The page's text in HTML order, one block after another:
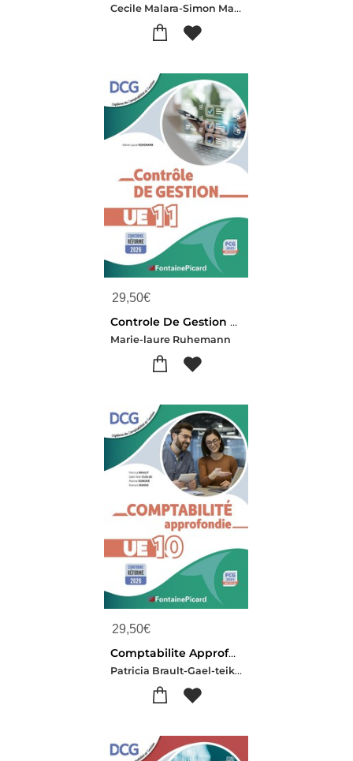
Cecile Malara-Simon Malet-Fahd Mouaddib
29,50€
Controle De Gestion Ue11 Dcg
Marie-laure Ruhemann
29,50€
Comptabilite Approfondie : Ue10 Dgc
Patricia Brault-Gael-teiki. Clolus-Marine Dumure-Romain Manso